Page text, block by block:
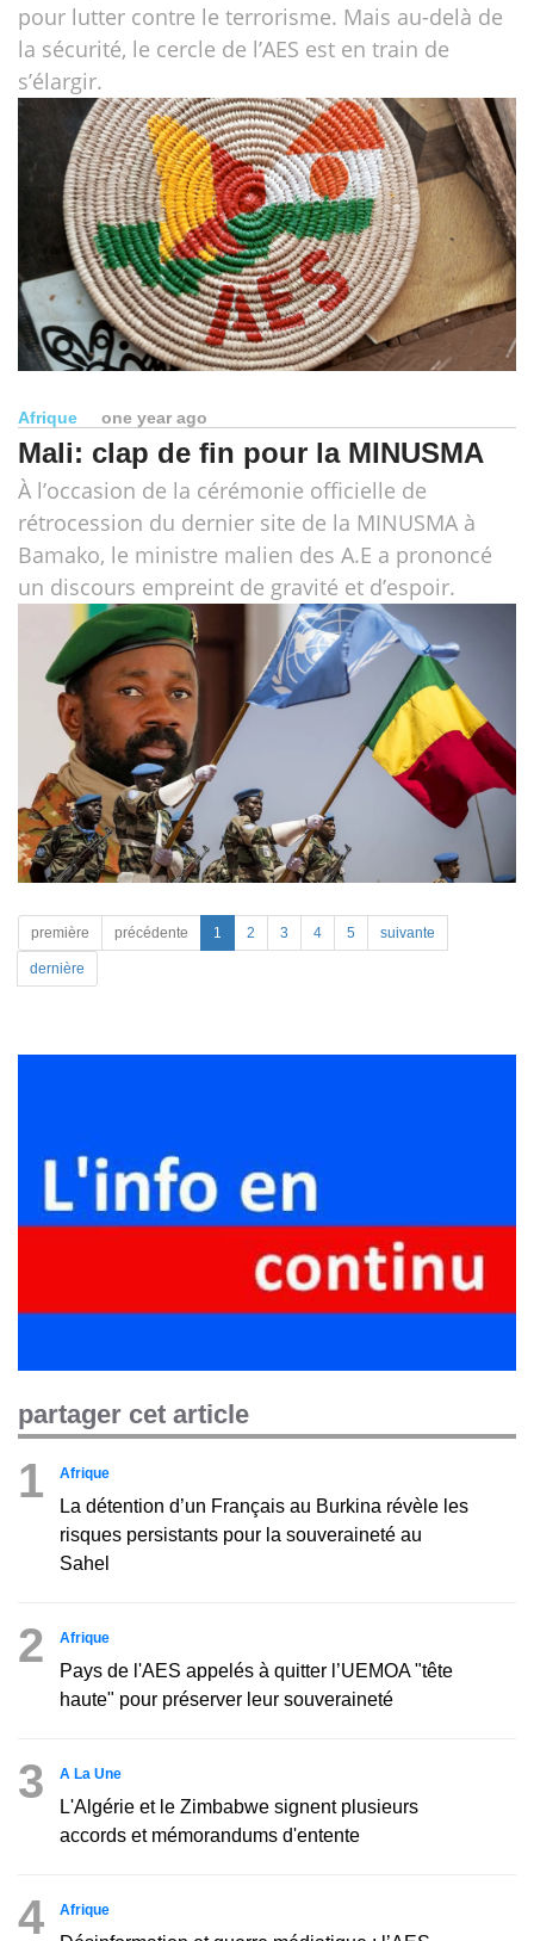
pour lutter contre le terrorisme. Mais au-delà de
la sécurité, le cercle de l’AES est en train de
s’élargir.
Afrique one year ago
Mali: clap de fin pour la MINUSMA
À l’occasion de la cérémonie officielle de
rétrocession du dernier site de la MINUSMA à
Bamako, le ministre malien des A.E a prononcé
un discours empreint de gravité et d’espoir.
première précédente 1 2 3 4 5 suivante
dernière
partager cet article
1 Afrique
La détention d’un Français au Burkina révèle les
risques persistants pour la souveraineté au
Sahel
2 Afrique
Pays de l'AES appelés à quitter l’UEMOA "tête
haute" pour préserver leur souveraineté
3 A La Une
L'Algérie et le Zimbabwe signent plusieurs
accords et mémorandums d'entente
4 Afrique